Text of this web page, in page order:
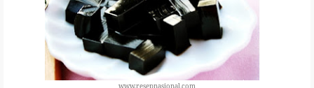
www.resepnasional.com